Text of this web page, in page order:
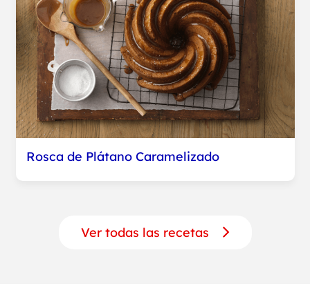
Rosca de Plátano Caramelizado
Ver todas las recetas